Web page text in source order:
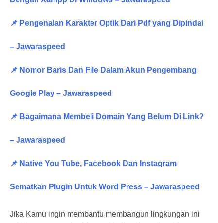
📌 Pengenalan Karakter Optik Dari Pdf yang Dipindai
– Jawaraspeed
📌 Nomor Baris Dan File Dalam Akun Pengembang
Google Play – Jawaraspeed
📌 Bagaimana Membeli Domain Yang Belum Di Link?
– Jawaraspeed
📌 Native You Tube, Facebook Dan Instagram
Sematkan Plugin Untuk Word Press – Jawaraspeed
Jika Kamu ingin membantu membangun lingkungan ini